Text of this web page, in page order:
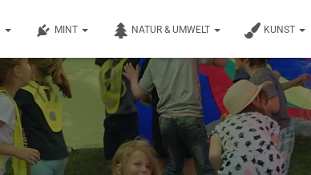
MINT NATUR & UMWELT KUNST